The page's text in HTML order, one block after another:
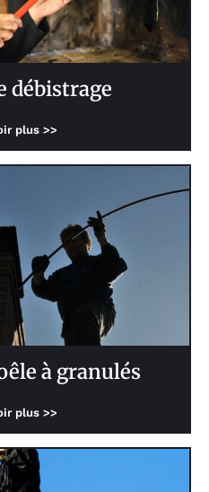
débistrage
plus >>
à granulés
plus >>